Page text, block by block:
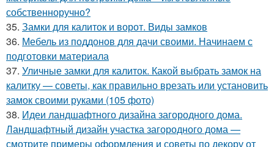
собственноручно?
35. Замки для калиток и ворот. Виды замков
36. Мебель из поддонов для дачи своими. Начинаем с
подготовки материала
37. Уличные замки для калиток. Какой выбрать замок на
калитку — советы, как правильно врезать или установить
замок своими руками (105 фото)
38. Идеи ландшафтного дизайна загородного дома.
Ландшафтный дизайн участка загородного дома —
смотрите примеры оформления и советы по декору от